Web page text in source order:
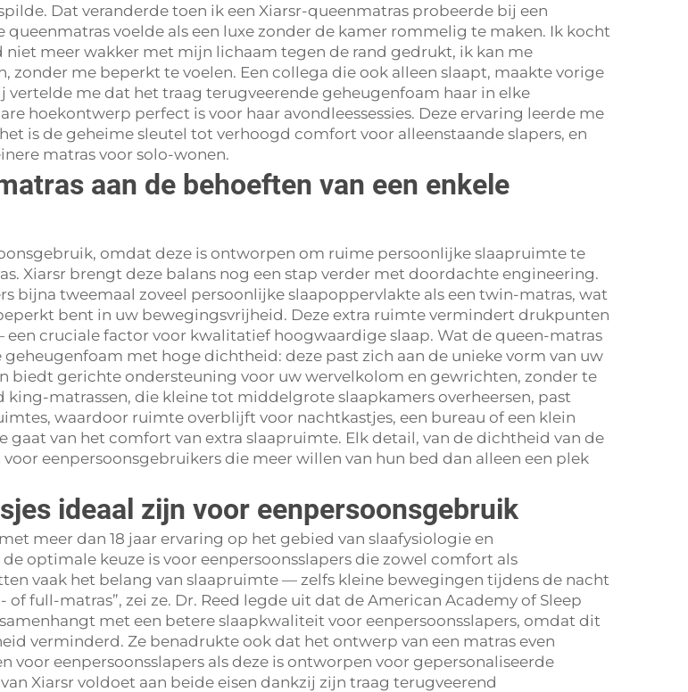
Dat veranderde toen ik een Xiarsr-queenmatras probeerde bij een
voelde als een luxe zonder de kamer rommelig te maken. Ik kocht
meer wakker met mijn lichaam tegen de rand gedrukt, ik kan me
me beperkt te voelen. Een collega die ook alleen slaapt, maakte vorige
vertelde me dat het traag terugveerende geheugenfoam haar in elke
hoekontwerp perfect is voor haar avondleessessies. Deze ervaring leerde me
is de geheime sleutel tot verhoogd comfort voor alleenstaande slapers, en
matras voor solo-wonen.
aan de behoeften van een enkele
omdat deze is ontworpen om ruime persoonlijke slaapruimte te
Xiarsr brengt deze balans nog een stap verder met doordachte engineering.
bijna tweemaal zoveel persoonlijke slaapoppervlakte als een twin-matras, wat
bent in uw bewegingsvrijheid. Deze extra ruimte vermindert drukpunten
cruciale factor voor kwalitatief hoogwaardige slaap. Wat de queen-matras
met hoge dichtheid: deze past zich aan de unieke vorm van uw
biedt gerichte ondersteuning voor uw wervelkolom en gewrichten, zonder te
matrassen, die kleine tot middelgrote slaapkamers overheersen, past
waardoor ruimte overblijft voor nachtkastjes, een bureau of een klein
van het comfort van extra slaapruimte. Elk detail, van de dichtheid van de
eenpersoonsgebruikers die meer willen van hun bed dan alleen een plek
ideaal zijn voor eenpersoonsgebruik
meer dan 18 jaar ervaring op het gebied van slaafysiologie en
optimale keuze is voor eenpersoonsslapers die zowel comfort als
vaak het belang van slaapruimte — zelfs kleine bewegingen tijdens de nacht
full-matras”, zei ze. Dr. Reed legde uit dat de American Academy of Sleep
met een betere slaapkwaliteit voor eenpersoonsslapers, omdat dit
verminderd. Ze benadrukte ook dat het ontwerp van een matras even
voor eenpersoonsslapers als deze is ontworpen voor gepersonaliseerde
Xiarsr voldoet aan beide eisen dankzij zijn traag terugveerend